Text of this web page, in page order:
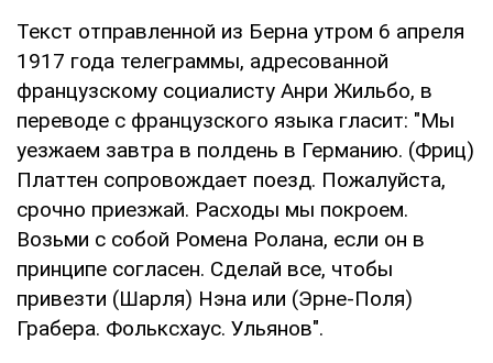
Текст отправленной из Берна утром 6 апреля
1917 года телеграммы, адресованной
французскому социалисту Анри Жильбо, в
переводе с французского языка гласит: "Мы
уезжаем завтра в полдень в Германию. (Фриц)
Платтен сопровождает поезд. Пожалуйста,
срочно приезжай. Расходы мы покроем.
Возьми с собой Ромена Ролана, если он в
принципе согласен. Сделай все, чтобы
привезти (Шарля) Нэна или (Эрне-Поля)
Грабера. Фольксхаус. Ульянов".